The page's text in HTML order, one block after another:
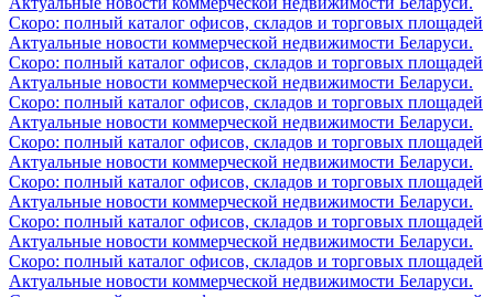
Скоро: полный каталог офисов, складов и торговых площадей
Актуальные новости коммерческой недвижимости Беларуси.
Скоро: полный каталог офисов, складов и торговых площадей
Актуальные новости коммерческой недвижимости Беларуси.
Скоро: полный каталог офисов, складов и торговых площадей
Актуальные новости коммерческой недвижимости Беларуси.
Скоро: полный каталог офисов, складов и торговых площадей
Актуальные новости коммерческой недвижимости Беларуси.
Скоро: полный каталог офисов, складов и торговых площадей
Актуальные новости коммерческой недвижимости Беларуси.
Скоро: полный каталог офисов, складов и торговых площадей
Актуальные новости коммерческой недвижимости Беларуси.
Скоро: полный каталог офисов, складов и торговых площадей
Актуальные новости коммерческой недвижимости Беларуси.